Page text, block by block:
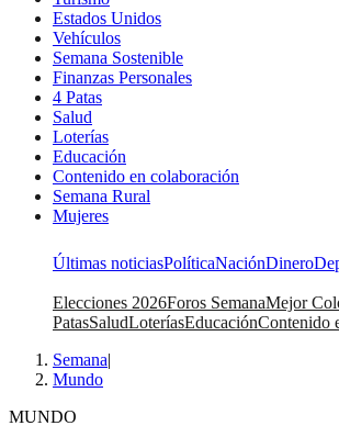
Estados Unidos
Vehículos
Semana Sostenible
Finanzas Personales
4 Patas
Salud
Loterías
Educación
Contenido en colaboración
Semana Rural
Mujeres
Últimas noticiasPolíticaNaciónDinero
Elecciones 2026Foros SemanaMejor
PatasSaludLoteríasEducaciónContenido
Semana|
Mundo
MUNDO